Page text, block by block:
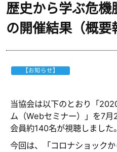
歴史から学ぶ危機
の開催結果（概要
【お知らせ】
当協会は以下のとおり「
ム（Webセミナー）」を7
会員約140名が視聴しました。
今回は、「コロナショック